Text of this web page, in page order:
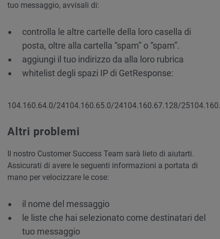
tuo messaggio, avvisali di:
controlla le altre cartelle della loro casella di
posta, oltre alla cartella “spam” o “spam”.
aggiungi il tuo indirizzo da alla loro rubrica
whitelist degli spazi IP di GetResponse:
104.160.64.0/24104.160.65.0/24104.160.67.128/25
Altri problemi
Il nostro Customer Success Team sarà lieto di aiutarti.
Assicurati di avere le seguenti informazioni a portata di
mano per velocizzare le cose:
il nome del messaggio
le liste che hai selezionato come destinatari del
tuo messaggio